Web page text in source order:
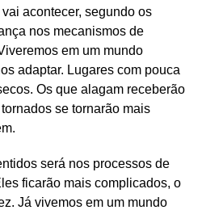
acontecer, segundo os
nos mecanismos de
em um mundo
adaptar. Lugares com pouca
Os que alagam receberão
se tornarão mais
será nos processos de
ficarão mais complicados, o
Já vivemos em um mundo